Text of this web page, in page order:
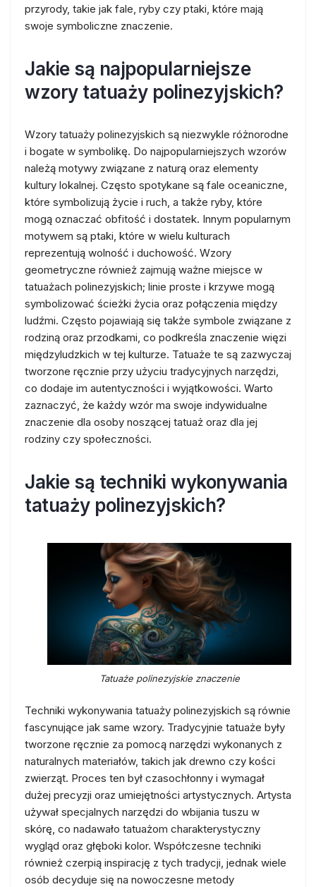
przyrody, takie jak fale, ryby czy ptaki, które mają
swoje symboliczne znaczenie.
Jakie są najpopularniejsze
wzory tatuaży polinezyjskich?
Wzory tatuaży polinezyjskich są niezwykle różnorodne
i bogate w symbolikę. Do najpopularniejszych wzorów
należą motywy związane z naturą oraz elementy
kultury lokalnej. Często spotykane są fale oceaniczne,
które symbolizują życie i ruch, a także ryby, które
mogą oznaczać obfitość i dostatek. Innym popularnym
motywem są ptaki, które w wielu kulturach
reprezentują wolność i duchowość. Wzory
geometryczne również zajmują ważne miejsce w
tatuażach polinezyjskich; linie proste i krzywe mogą
symbolizować ścieżki życia oraz połączenia między
ludźmi. Często pojawiają się także symbole związane z
rodziną oraz przodkami, co podkreśla znaczenie więzi
międzyludzkich w tej kulturze. Tatuaże te są zazwyczaj
tworzone ręcznie przy użyciu tradycyjnych narzędzi,
co dodaje im autentyczności i wyjątkowości. Warto
zaznaczyć, że każdy wzór ma swoje indywidualne
znaczenie dla osoby noszącej tatuaż oraz dla jej
rodziny czy społeczności.
Jakie są techniki wykonywania
tatuaży polinezyjskich?
Tatuaże polinezyjskie znaczenie
Techniki wykonywania tatuaży polinezyjskich są równie
fascynujące jak same wzory. Tradycyjnie tatuaże były
tworzone ręcznie za pomocą narzędzi wykonanych z
naturalnych materiałów, takich jak drewno czy kości
zwierząt. Proces ten był czasochłonny i wymagał
dużej precyzji oraz umiejętności artystycznych. Artysta
używał specjalnych narzędzi do wbijania tuszu w
skórę, co nadawało tatuażom charakterystyczny
wygląd oraz głęboki kolor. Współczesne techniki
również czerpią inspirację z tych tradycji, jednak wiele
osób decyduje się na nowoczesne metody